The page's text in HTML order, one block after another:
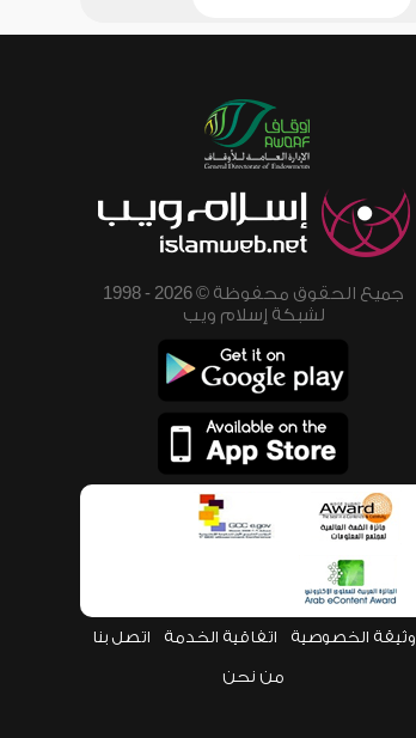
جميع الحقوق محفوظة © 2026 - 1998
لشبكة إسلام ويب
وثيقة الخصوصية اتفاقية الخدمة اتصل بنا
من نحن